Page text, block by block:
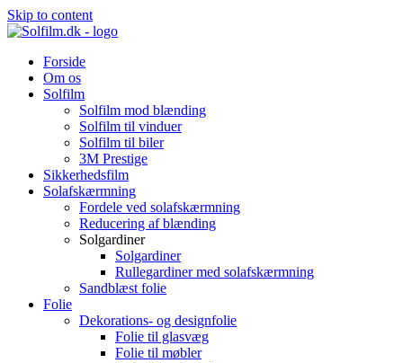
Skip to content
Forside
Om os
Solfilm
Solfilm mod blænding
Solfilm til vinduer
Solfilm til biler
3M Prestige
Sikkerhedsfilm
Solafskærmning
Fordele ved solafskærmning
Reducering af blænding
Solgardiner
Solgardiner
Rullegardiner med solafskærmning
Sandblæst folie
Folie
Dekorations- og designfolie
Folie til glasvæg
Folie til møbler